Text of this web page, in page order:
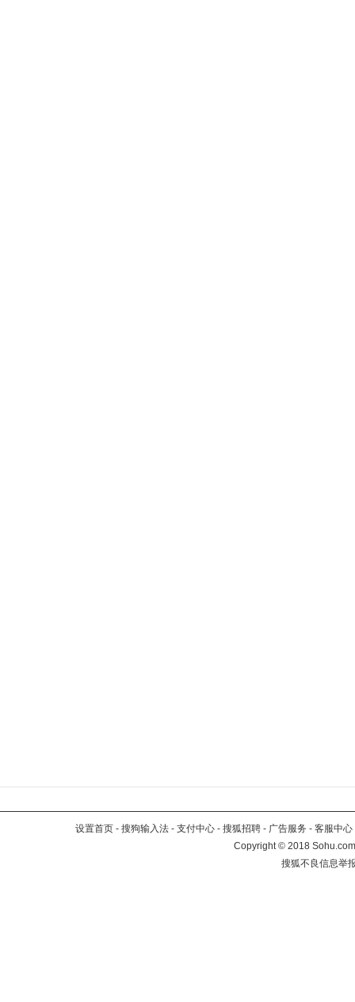
设置首页 - 搜狗输入法 - 支付中心 - 搜狐招聘 - 广告服务 - 客服中心
Copyright©2018
搜狐不良信息举